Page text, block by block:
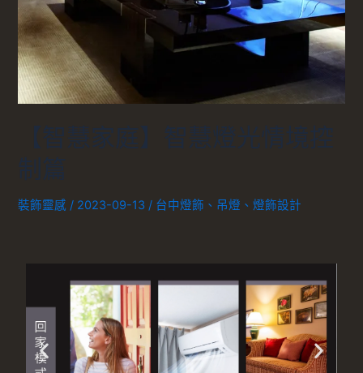
【智慧家庭】智慧燈光情境控
制篇
裝飾靈感 / 2023-09-13 / 台中燈飾 、 吊燈 、燈飾設計